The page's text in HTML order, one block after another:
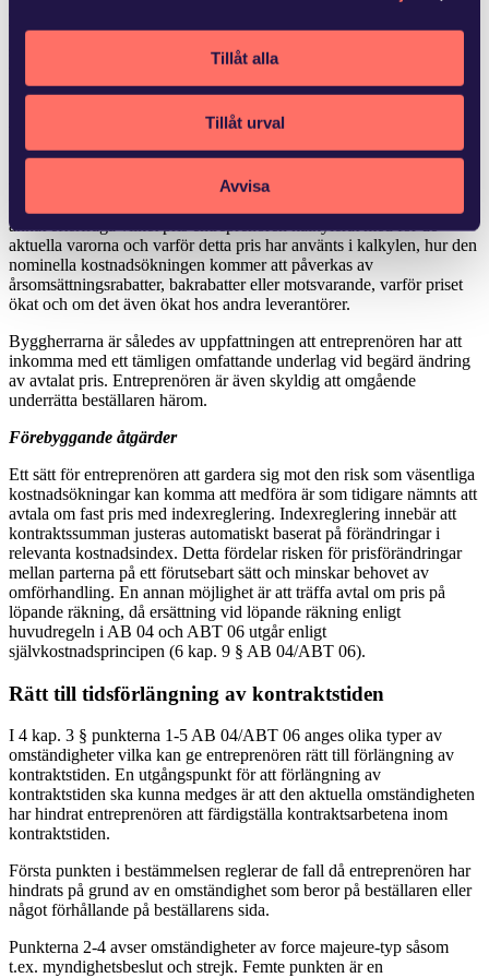
Tillåt alla
Tillåt urval
Avvisa
bestämmelsen framställas först då entreprenaden är avslutad och
sammanfattad. En bevislättnad föreligger för den som åberopar rätt
till ändring av avtalat pris med hänvisning till motsvarande
bestämmelse i ABM 07 (28 art.). Detta då kravet i denna
bestämmelse är att kostnadsändringen ska ha varit oförutsebar och
väsentligt ha påverkat hela kostnaden för en enskild vara.
En berättigad prisändring ska även vara skälig och bestämmas med
utgångspunkt i konkreta underlag. Beställaren bör enligt
annat efterfråga vilket pris entreprenören kalkylerat med för de
aktuella varorna och varför detta pris har använts i kalkylen, hur den
nominella kostnadsökningen kommer att påverkas av
årsomsättningsrabatter, bakrabatter eller motsvarande, varför priset
ökat och om det även ökat hos andra leverantörer.
Byggherrarna är således av uppfattningen att entreprenören har att
inkomma med ett tämligen omfattande underlag vid begärd ändring
av avtalat pris. Entreprenören är även skyldig att omgående
underrätta beställaren härom.
Förebyggande åtgärder
Ett sätt för entreprenören att gardera sig mot den risk som väsentliga
kostnadsökningar kan komma att medföra är som tidigare nämnts att
avtala om fast pris med indexreglering. Indexreglering innebär att
kontraktssumman justeras automatiskt baserat på förändringar i
relevanta kostnadsindex. Detta fördelar risken för prisförändringar
mellan parterna på ett förutsebart sätt och minskar behovet av
omförhandling. En annan möjlighet är att träffa avtal om pris på
löpande räkning, då ersättning vid löpande räkning enligt
huvudregeln i AB 04 och ABT 06 utgår enligt
självkostnadsprincipen (6 kap. 9 § AB 04/ABT 06).
Rätt till tidsförlängning av kontraktstiden
I 4 kap. 3 § punkterna 1-5 AB 04/ABT 06 anges olika typer av
omständigheter vilka kan ge entreprenören rätt till förlängning av
kontraktstiden. En utgångspunkt för att förlängning av
kontraktstiden ska kunna medges är att den aktuella omständigheten
har hindrat entreprenören att färdigställa kontraktsarbetena inom
kontraktstiden.
Första punkten i bestämmelsen reglerar de fall då entreprenören har
hindrats på grund av en omständighet som beror på beställaren eller
något förhållande på beställarens sida.
Punkterna 2-4 avser omständigheter av force majeure-typ såsom
t.ex. myndighetsbeslut och strejk. Femte punkten är en